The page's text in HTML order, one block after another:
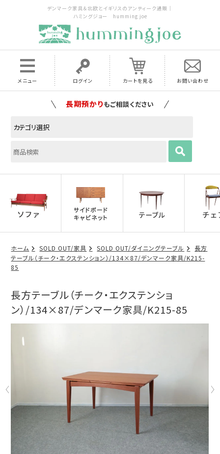
デンマーク家具＆北欧とイギリスのアンティーク通販｜
ハミングジョー humming joe
メニュー ログイン カートを見る お問い合わせ
家具の配送料は全国当店で負担いたします
ホーム SOLD OUT/家具 SOLD OUT/ダイニングテーブル
長方
テーブル（チーク・エクステンション）/134×87/デンマーク家具/K215-
85
長方テーブル（チーク・エクステンショ
ン）/134×87/デンマーク家具/K215-85